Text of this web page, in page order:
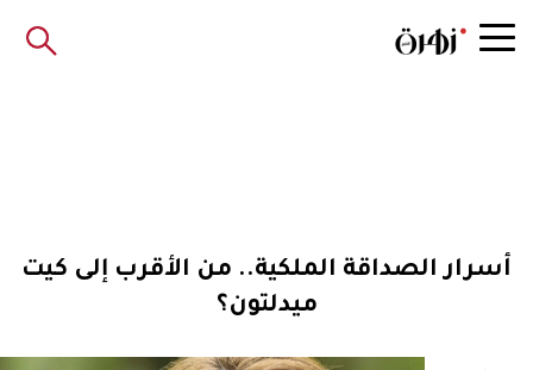
أسرار الصداقة الملكية.. من الأقرب إلى كيت
ميدلتون؟